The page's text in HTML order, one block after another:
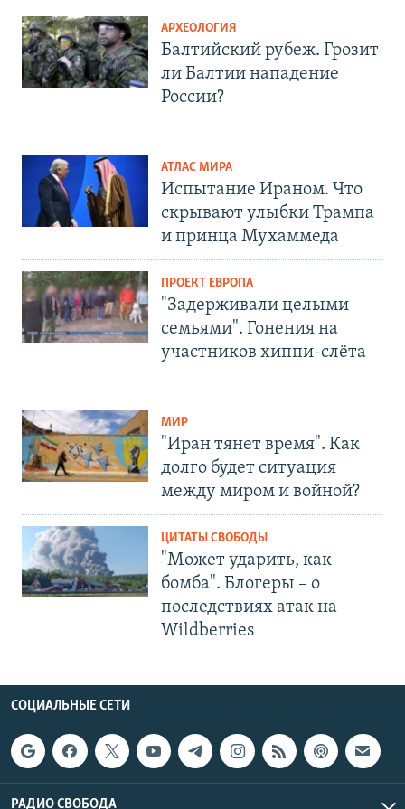
АРХЕОЛОГИЯ
Балтийский рубеж. Грозит
ли Балтии нападение
России?
АТЛАС МИРА
Испытание Ираном. Что
скрывают улыбки Трампа
и принца Мухаммеда
ПРОЕКТ ЕВРОПА
"Задерживали целыми
семьями". Гонения на
участников хиппи-слёта
МИР
"Иран тянет время". Как
долго будет ситуация
между миром и войной?
ЦИТАТЫ СВОБОДЫ
"Может ударить, как
бомба". Блогеры – о
последствиях атак на
Wildberries
СОЦИАЛЬНЫЕ СЕТИ
РАДИО СВОБОДА